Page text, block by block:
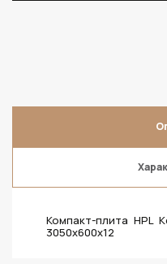
Компакт-плита HPL
3050х600х12